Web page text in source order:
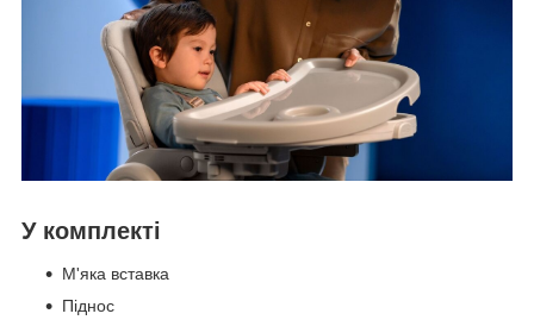
У комплекті
М'яка вставка
Піднос